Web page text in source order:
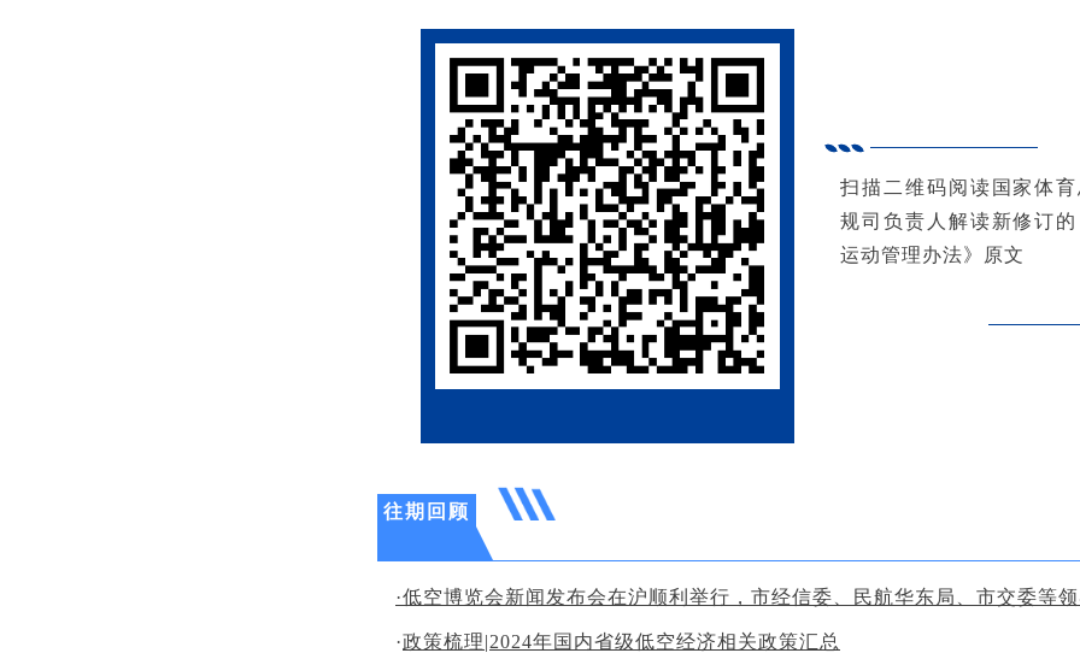
扫描二维码阅读国家体
规司负责人解读新修订
运动管理办法》原文
往期回顾
·低空博览会新闻发布会在沪顺利举行，市经信委、民航华东局、市交委等
·政策梳理|2024年国内省级低空经济相关政策汇总